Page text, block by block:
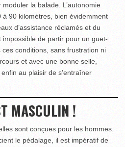
la balade. L’autonomie
à 90 kilomètres, bien évidemment
d’assistance réclamés et du
impossible de partir pour un guet-
conditions, sans frustration ni
et avec une bonne selle,
au plaisir de s’entraîner
MASCULIN !
sont conçues pour les hommes.
le pédalage, il est impératif de